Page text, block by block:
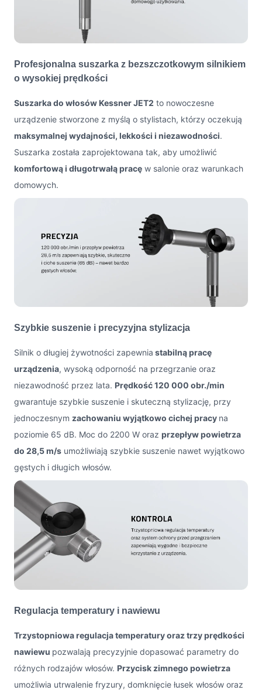
Profesjonalna suszarka z bezszczotkowym silnikiem
o wysokiej prędkości
Suszarka do włosów Kessner JET2 to nowoczesne
urządzenie stworzone z myślą o stylistach, którzy oczekują
maksymalnej wydajności, lekkości i niezawodności.
Suszarka została zaprojektowana tak, aby umożliwić
komfortową i długotrwałą pracę w salonie oraz warunkach
domowych.
Szybkie suszenie i precyzyjna stylizacja
Silnik o długiej żywotności zapewnia stabilną pracę
urządzenia, wysoką odporność na przegrzanie oraz
niezawodność przez lata. Prędkość 120 000 obr./min
gwarantuje szybkie suszenie i skuteczną stylizację, przy
jednoczesnym zachowaniu wyjątkowo cichej pracy na
poziomie 65 dB. Moc do 2200 W oraz przepływ powietrza
do 28,5 m/s umożliwiają szybkie suszenie nawet wyjątkowo
gęstych i długich włosów.
Regulacja temperatury i nawiewu
Trzystopniowa regulacja temperatury oraz trzy prędkości
nawiewu pozwalają precyzyjnie dopasować parametry do
różnych rodzajów włosów. Przycisk zimnego powietrza
umożliwia utrwalenie fryzury, domknięcie łusek włosów oraz